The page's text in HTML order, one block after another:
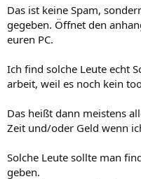
Das ist keine Spam,
gegeben. Öffnet den
euren PC.
Ich find solche Leute echt
arbeit, weil es noch kein
Das heißt dann meistens
Zeit und/oder Geld wenn
Solche Leute sollte man
geben.